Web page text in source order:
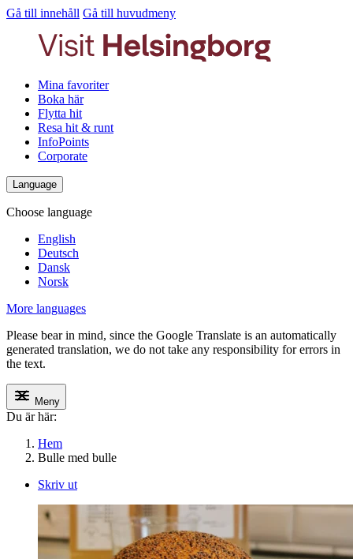
Gå till innehåll Gå till huvudmeny
Mina favoriter
Boka här
Flytta hit
Resa hit & runt
InfoPoints
Corporate
Language
Choose language
English
Deutsch
Dansk
Norsk
More languages
Please bear in mind, since the Google Translate is an automatically
generated translation, we do not take any responsibility for errors in
the text.
Meny
Du är här:
Hem
Bulle med bulle
Skriv ut